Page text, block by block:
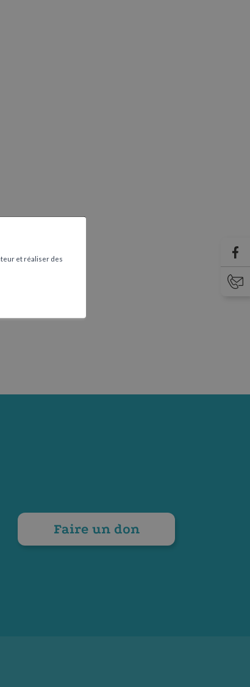
Faire un don
et réaliser des